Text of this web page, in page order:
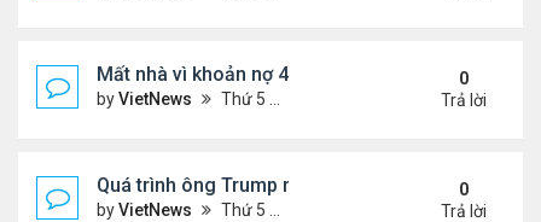
Mất nhà vì khoản nợ 400 USD với ban quản trị khu
byVietNews Thứ 5 Tháng 4 23, 2026 4:30 pm
0
Trả lời
Quá trình ông Trump ra quyết định tấn công Iran
byVietNews Thứ 5 Tháng 4 09, 2026 5:43 pm
0
Trả lời